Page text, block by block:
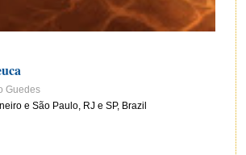
Guedes
e São Paulo, RJ e SP, Brazil